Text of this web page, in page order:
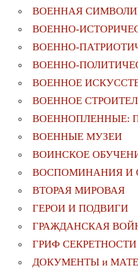
ВОЕННАЯ
ВОЕННО-
ВОЕННО-
ВОЕННО-
ВОЕННОЕ
ВОЕННОЕ
ВОЕННОПЛЕННЫЕ:
ВОЕННЫЕ МУЗЕИ
ВОИНСКОЕ
ВОСПОМИНАНИЯ И
ВТОРАЯ МИРОВАЯ
ГЕРОИ И ПОДВИГИ
ГРАЖДАНСКАЯ
ГРИФ
ДОКУМЕНТЫ и